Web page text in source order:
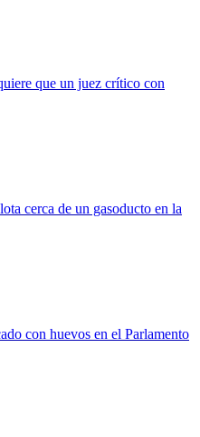
que un juez crítico con
cerca de un gasoducto en la
con huevos en el Parlamento